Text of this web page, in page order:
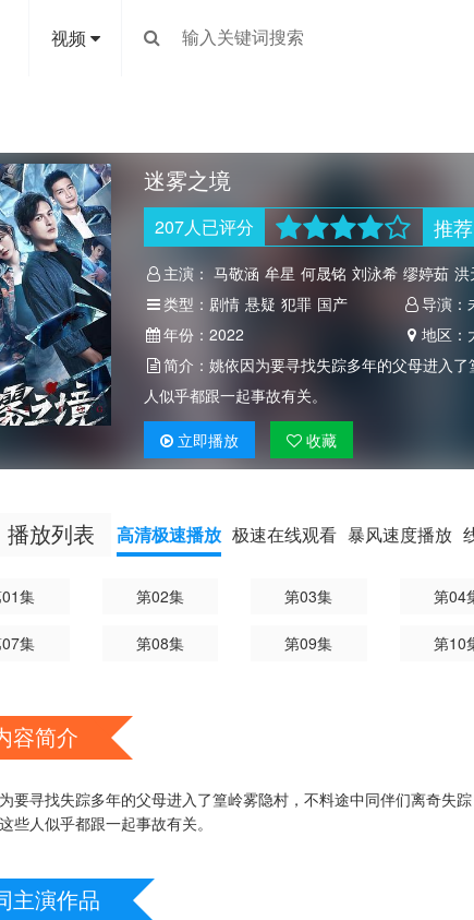
视频
迷雾之境
207人已评分 推荐
主演： 马敬涵 牟星 何晟铭 刘泳希 缪婷茹 洪
类型： 剧情 悬疑 犯罪 国产 导演：
年份： 2022 地区：
简介： 姚依因为要寻找失踪多年的父母进入
人似乎都跟一起事故有关。
立即播放 收藏
播放列表 高清极速播放 极速在线观看 暴风速度播放
集 第02集 第03集 第04
集 第08集 第09集 第10
容简介
要寻找失踪多年的父母进入了篁岭雾隐村，不料途中同伴们离奇失
些人似乎都跟一起事故有关。
主演作品